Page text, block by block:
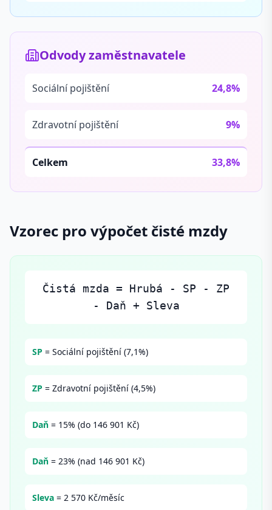
Odvody zaměstnavatele
Sociální pojištění 24,8%
Zdravotní pojištění 9%
Celkem 33,8%
Vzorec pro výpočet čisté mzdy
Čistá mzda = Hrubá - SP - ZP
- Daň + Sleva
SP = Sociální pojištění (7,1%)
ZP = Zdravotní pojištění (4,5%)
Daň = 15% (do 146 901 Kč)
Daň = 23% (nad 146 901 Kč)
Sleva = 2 570 Kč/měsíc